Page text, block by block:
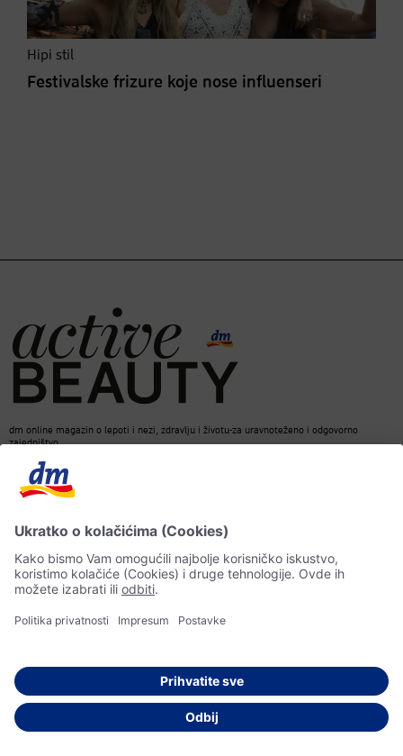
Hipi stil
Festivalske frizure koje nose influenseri
dm online magazin o lepoti i nezi, zdravlju i životu-za uravnoteženo i odgovorno
zajedništvo.
© 2026 dm drogerie markt d.o.o.